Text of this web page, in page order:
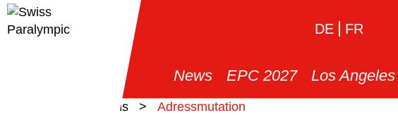
DE FR
News EPC 2027 Los
Über uns > Adressmutation